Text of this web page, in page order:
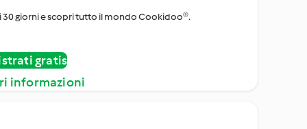
giorni e scopri tutto il mondo Cookidoo®.
gratis
informazioni